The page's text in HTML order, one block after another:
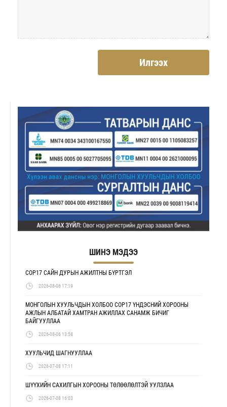
Илгээх
ШИНЭ МЭДЭЭ
COP17 САЙН ДУРЫН АЖИЛТНЫ БҮРТГЭЛ
2026-08-06 17:19
МОНГОЛЫН ХУУЛЬЧДЫН ХОЛБОО COP17 ҮНДЭСНИЙ ХОРООНЫ
АЖЛЫН АЛБАТАЙ ХАМТРАН АЖИЛЛАХ САНАМЖ БИЧИГ
БАЙГУУЛЛАА
2026-08-06 13:58
ХУУЛЬЧИД ШАГНУУЛЛАА
2026-07-08 17:11
ШҮҮХИЙН САХИЛГЫН ХОРООНЫ ТӨЛӨӨЛӨЛТЭЙ УУЛЗЛАА
2026-07-08 16:03